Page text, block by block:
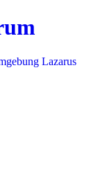
Lazarus